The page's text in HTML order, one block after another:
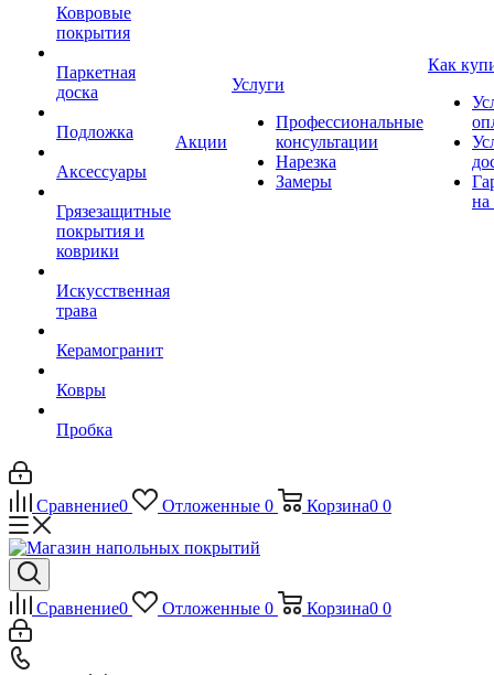
Ковровые
покрытия
Паркетная
доска
Подложка
Аксессуары
Грязезащитные
покрытия и
коврики
Искусственная
трава
Керамогранит
Ковры
Пробка
Акции
Услуги
Профессиональные
консультации
Нарезка
Замеры
Как
на
Сравнение0 Отложенные 0 Корзина0 0
Сравнение0 Отложенные 0 Корзина0 0